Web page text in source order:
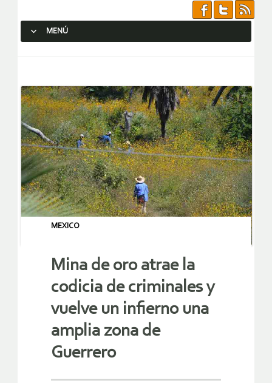
MENÚ
MEXICO
Mina de oro atrae la
codicia de criminales y
vuelve un infierno una
amplia zona de
Guerrero